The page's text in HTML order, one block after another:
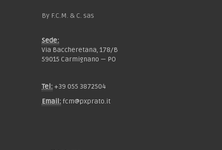
By F.C.M. & C. sas
Sede:
Via Baccheretana, 178/B
59015 Carmignano — PO
Tel: +39 055 3872504
Email: fcm@pxprato.it